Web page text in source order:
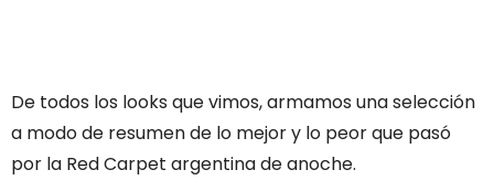
De todos los looks que vimos, armamos una selección
a modo de resumen de lo mejor y lo peor que pasó
por la Red Carpet argentina de anoche.